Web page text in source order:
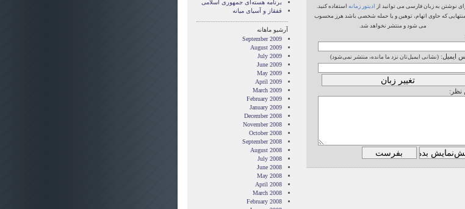
نوشتن به زبان فارسی می توانید از
ادیتور زمانه استفاده کنید.
که حاوی اتهام، توهین و یا حمله شخصی باشد هرز محسوب
می شود و منتشر نخواهد شد.
ایمیل: (نشانی ایمیل‌تان نزد ما مانده، منتشر نمی‌شود)
نظر:
برنامه هسته‌ای جمهوری اسلامی
قفقاز و آسیای میانه
آرشیو ماهانه
September 2009
August 2009
July 2009
June 2009
May 2009
April 2009
March 2009
February 2009
January 2009
December 2008
November 2008
October 2008
September 2008
August 2008
July 2008
June 2008
May 2008
April 2008
March 2008
February 2008